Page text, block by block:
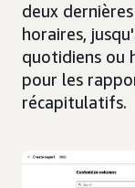
deux
horaires,
quotidiens ou
pour les
récapitulatifs.